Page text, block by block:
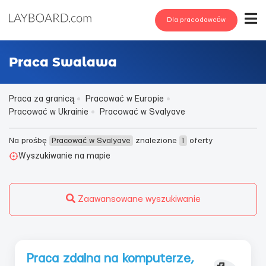
Dla pracodawców
Praca Swalawa
Praca za granicą
Pracować w Europie
Pracować w Ukrainie
Pracować w Svalyave
Na prośbę Pracować w Svalyave znalezione 1
oferty
Wyszukiwanie na mapie
Zaawansowane wyszukiwanie
Praca zdalna na komputerze,